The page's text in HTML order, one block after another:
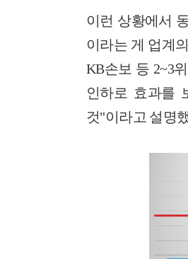
이런 상황에서
이라는 게 업계
KB손보 등 2~3
인하로 효과를
것"이라고 설명